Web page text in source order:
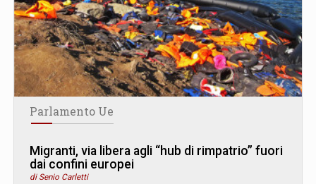
Parlamento Ue
Migranti, via libera agli “hub di rimpatrio” fuori
dai confini europei
di Senio Carletti